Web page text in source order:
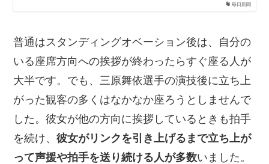
毎日新聞
普通はスタンディングオベーション後は、自分の
いる座席方向への挨拶が終わったらすぐ座る人が
大半です。でも、三原舞依選手の演技後に立ち上
がった観客の多くはなかなか座ろうとしませんで
した。彼女が他の方向に挨拶しているときも拍手
を続け、彼女がリンクを引き上げるまで立ち上が
って声援や拍手を送り続ける人が多数いました。